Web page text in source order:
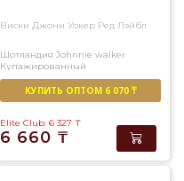
Виски Джони Уокер Ред Лэйбл
Шотландия Johnnie walker
Купажированный
КУПИТЬ ОПТОМ 6 070 ₸
Elite Club: 6 327 ₸
6 660 ₸